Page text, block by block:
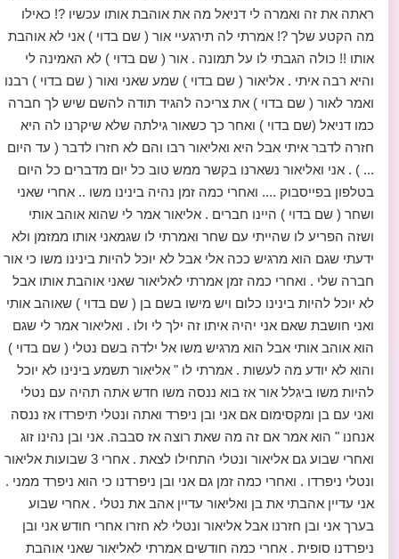
ראתה את זה ואמרה לי דניאל מה את אוהבת אותו עכשיו ?! כאילו
מה הקטע שלך ?! אמרתי לה תירגעיי אור ( שם בדוי ) אני לא אוהבת
אותו !! כולה הגבתי לו על תמונה . אור ( שם בדוי ) לא האמינה לי
והיא רבה איתי . אליאור ( שם בדוי ) שמע שאני ואור ( שם בדוי ) רבנו
ואמר לאור ( שם בדוי ) את צריכה להגיד תודה להשם שיש לך חברה
כמו דניאל (שם בדוי ) ואחר כך כשאור גילתה שלא שיקרנו לה היא
חזרה לדבר איתי אבל היא ואליאור רבו והם לא חזרו לדבר ( עד היום
... ) . אני ואליאור נשארנו בקשר ממש טוב כל יום מדברים כל היום
בטלפון בפייסבוק .... ואחרי כמה זמן נהיה בינינו משו .. אחרי שאני
ושחר ( שם בדוי ) היינו חברים . אליאור אמר לי שהוא אוהב אותי
ושזה הפריע לו שהייתי עם שחר ואמרתי לו שגמאני אותו ממזמן ולא
ידעתי שגם הוא מרגיש ככה אלי אבל לא יוכל להיות בינינו משו כי אור
חברה שלי . ואחרי כמה זמן אמרתי לאליאור שאני אוהבת אותו אבל
לא יוכל להיות בינינו כלום ויש מישו בשם בן ( שם בדוי ) שאוהב אותי
ואני חושבת שאם אני יהיה איתו זה ילך לי ולו . ואליאור אמר לי שגם
הוא אוהב אותי אבל הוא מרגיש משו אל ילדה בשם נטלי ( שם בדוי )
והוא לא יודע מה לעשות . אמרתי לו " אליאור תשמע בינינו לא יוכל
להיות משו ביגלל אור אז בוא ננסה משו חדש אתה תהיה עם נטלי
ואני עם בן ומקסימום אם אני ובן ניפרד ואתה ונטלי תיפרדו אז ננסה
אנחנו " הוא אמר אם זה מה שאת רוצה אז סבבה. אני ובן נהינו זוג
ואחרי שבוע גם אליאור ונטלי התחילו לצאת . אחרי 3 שבועות אליאור
ונטלי ניפרדו . ואחרי כמה זמן גם אני ובן ניפרדנו כי הוא ניפרד ממני .
אני עדיין אהבתי את בן ואליאור עדיין אהב את נטלי . אחרי שבוע
בערך אני ובן חזרנו אבל אליאור ונטלי לא חזרו אחרי חודש אני ובן
ניפרדנו סופית . אחרי כמה חודשים אמרתי לאליאור שאני אוהבת